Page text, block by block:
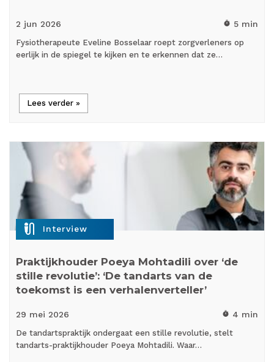
2 jun 2026 timer 5 min
Fysiotherapeute Eveline Bosselaar roept zorgverleners op
eerlijk in de spiegel te kijken en te erkennen dat ze…
Lees verder »
mic_external_on Interview
Praktijkhouder Poeya Mohtadili over ‘de
stille revolutie’: ‘De tandarts van de
toekomst is een verhalenverteller’
29 mei 2026 timer 4 min
De tandartspraktijk ondergaat een stille revolutie, stelt
tandarts-praktijkhouder Poeya Mohtadili. Waar…